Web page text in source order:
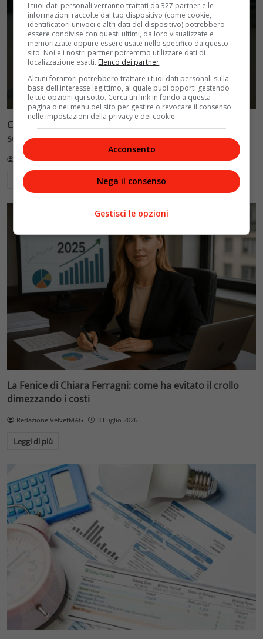
Cronaca e società: il disagio giovanile amplificato dai
social, quando il dramma diventa show
Redazione VelvetMAG 5 Luglio 2026
Leggi di più
La Fenice di Chiara Ferragni: come ha evitato il crollo
dimezzando i costi
Redazione VelvetMAG 3 Luglio 2026
Leggi di più
I tuoi dati personali verranno trattati da 327 partner e le
informazioni raccolte dal tuo dispositivo (come cookie,
identificatori univoci e altri dati del dispositivo) potrebbero
essere condivise con questi ultimi, da loro visualizzate e
memorizzate oppure essere usate nello specifico da questo
sito. Noi e i nostri partner potremmo utilizzare dati di
localizzazione esatti. Elenco dei partner.
Alcuni fornitori potrebbero trattare i tuoi dati personali sulla
base dell'interesse legittimo, al quale puoi opporti gestendo
le tue opzioni qui sotto. Cerca un link in fondo a questa
pagina o nel menu del sito per gestire o revocare il consenso
nelle impostazioni della privacy e dei cookie.
Acconsento
Nega il consenso
Gestisci le opzioni